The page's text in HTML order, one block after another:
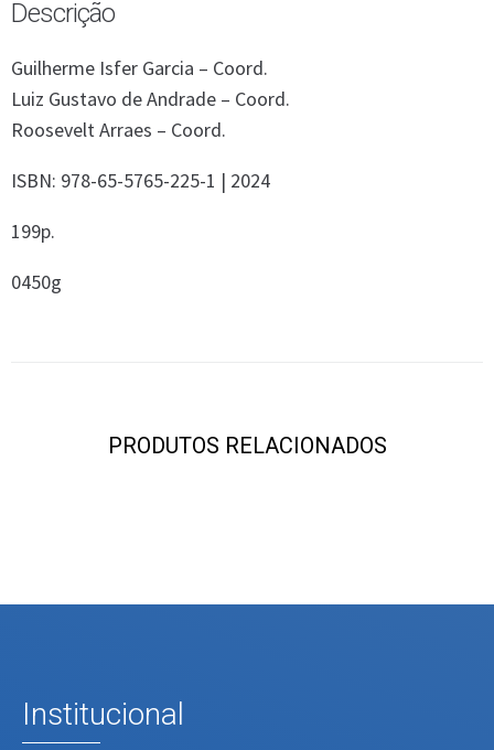
Descrição
Guilherme Isfer Garcia – Coord.
Luiz Gustavo de Andrade – Coord.
Roosevelt Arraes – Coord.
ISBN: 978-65-5765-225-1 | 2024
199p.
0450g
PRODUTOS RELACIONADOS
Institucional